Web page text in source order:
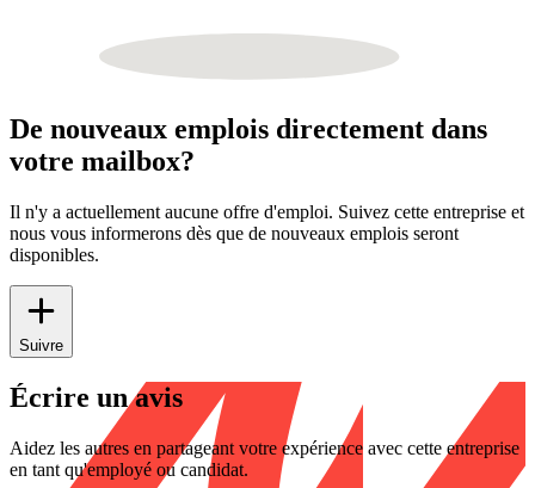
De nouveaux emplois directement dans
votre mailbox?
Il n'y a actuellement aucune offre d'emploi. Suivez cette entreprise et
nous vous informerons dès que de nouveaux emplois seront
disponibles.
Suivre
Écrire un avis
Aidez les autres en partageant votre expérience avec cette entreprise
en tant qu'employé ou candidat.